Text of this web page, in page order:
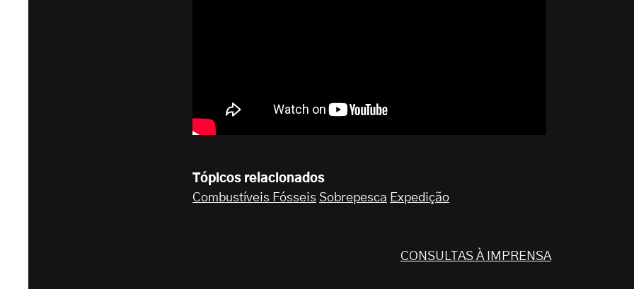
Tópicos relacionados
Combustíveis Fósseis Sobrepesca Expedição
CONSULTAS À IMPRENSA